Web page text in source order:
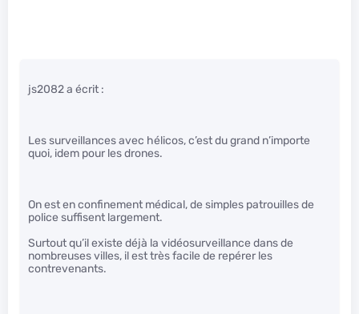
js2082 a écrit :
Les surveillances avec hélicos, c’est du grand n’importe
quoi, idem pour les drones.
On est en confinement médical, de simples patrouilles de
police suffisent largement.
Surtout qu’il existe déjà la vidéosurveillance dans de
nombreuses villes, il est très facile de repérer les
contrevenants.